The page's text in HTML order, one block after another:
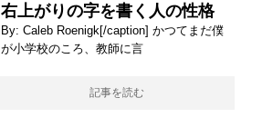
右上がりの字を書く人の性格
By: Caleb Roenigk[/caption] かつてまだ僕
が小学校のころ、教師に言
記事を読む